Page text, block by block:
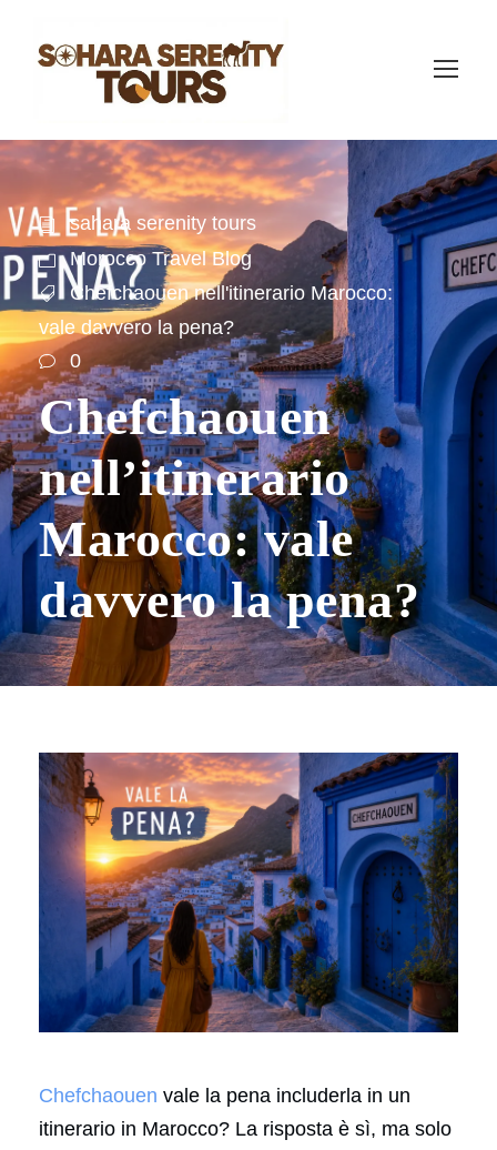
sahara serenity tours
Morocco Travel Blog
Chefchaouen nell'itinerario Marocco:
vale davvero la pena?
0
Chefchaouen
nell’itinerario
Marocco: vale
davvero la pena?
Chefchaouen vale la pena includerla in un
itinerario in Marocco? La risposta è sì, ma solo